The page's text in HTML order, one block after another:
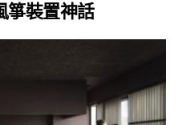
箏裝置神話